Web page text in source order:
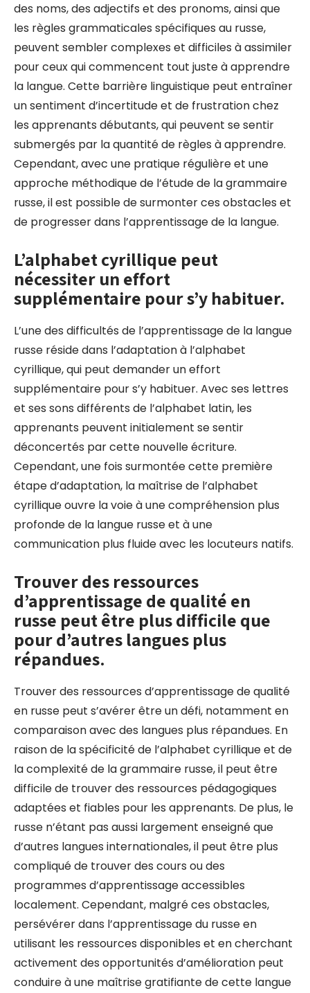
des noms, des adjectifs et des pronoms, ainsi que
les règles grammaticales spécifiques au russe,
peuvent sembler complexes et difficiles à assimiler
pour ceux qui commencent tout juste à apprendre
la langue. Cette barrière linguistique peut entraîner
un sentiment d’incertitude et de frustration chez
les apprenants débutants, qui peuvent se sentir
submergés par la quantité de règles à apprendre.
Cependant, avec une pratique régulière et une
approche méthodique de l’étude de la grammaire
russe, il est possible de surmonter ces obstacles et
de progresser dans l’apprentissage de la langue.
L’alphabet cyrillique peut
nécessiter un effort
supplémentaire pour s’y habituer.
L’une des difficultés de l’apprentissage de la langue
russe réside dans l’adaptation à l’alphabet
cyrillique, qui peut demander un effort
supplémentaire pour s’y habituer. Avec ses lettres
et ses sons différents de l’alphabet latin, les
apprenants peuvent initialement se sentir
déconcertés par cette nouvelle écriture.
Cependant, une fois surmontée cette première
étape d’adaptation, la maîtrise de l’alphabet
cyrillique ouvre la voie à une compréhension plus
profonde de la langue russe et à une
communication plus fluide avec les locuteurs natifs.
Trouver des ressources
d’apprentissage de qualité en
russe peut être plus difficile que
pour d’autres langues plus
répandues.
Trouver des ressources d’apprentissage de qualité
en russe peut s’avérer être un défi, notamment en
comparaison avec des langues plus répandues. En
raison de la spécificité de l’alphabet cyrillique et de
la complexité de la grammaire russe, il peut être
difficile de trouver des ressources pédagogiques
adaptées et fiables pour les apprenants. De plus, le
russe n’étant pas aussi largement enseigné que
d’autres langues internationales, il peut être plus
compliqué de trouver des cours ou des
programmes d’apprentissage accessibles
localement. Cependant, malgré ces obstacles,
persévérer dans l’apprentissage du russe en
utilisant les ressources disponibles et en cherchant
activement des opportunités d’amélioration peut
conduire à une maîtrise gratifiante de cette langue